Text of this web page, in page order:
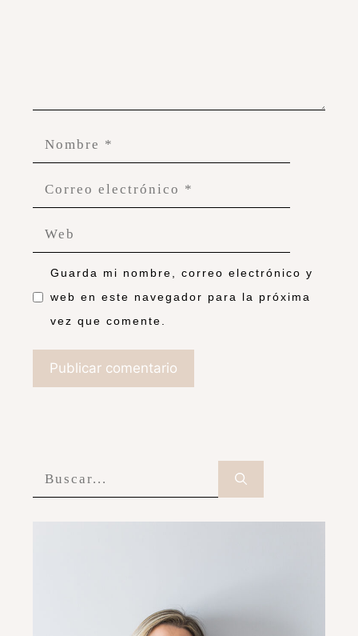
Guarda mi nombre, correo electrónico y
web en este navegador para la próxima
vez que comente.